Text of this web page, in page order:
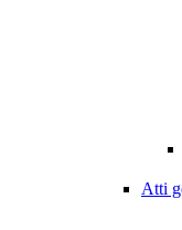
Atti